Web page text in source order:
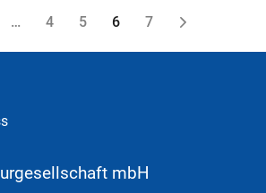
… 4 5 6 7
mbH